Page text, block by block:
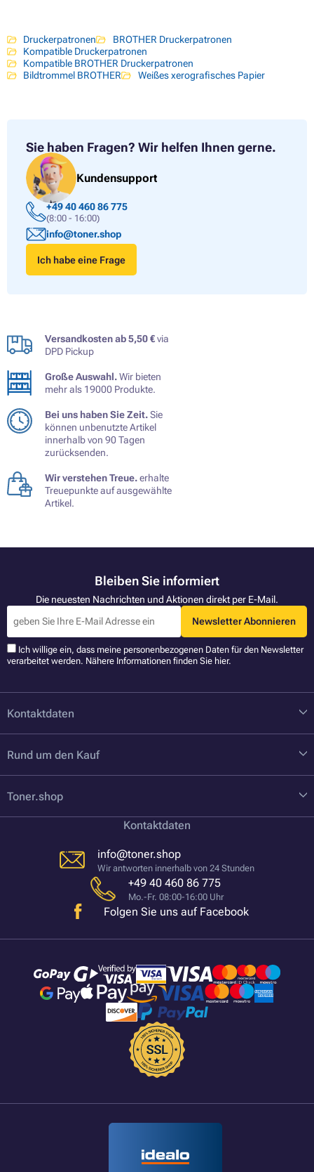
Druckerpatronen
BROTHER Druckerpatronen
Kompatible Druckerpatronen
Kompatible BROTHER Druckerpatronen
Bildtrommel BROTHER
Weißes xerografisches Papier
Sie haben Fragen? Wir helfen Ihnen gerne.
Kundensupport
+49 40 460 86 775
(8:00 - 16:00)
info@toner.shop
Ich habe eine Frage
Versandkosten ab 5,50 €via
DPD Pickup
Große Auswahl.Wir bieten
mehr als 19000 Produkte.
Bei uns haben Sie Zeit.Sie
können unbenutzte Artikel
innerhalb von 90 Tagen
zurücksenden.
Wir verstehen Treue.erhalte
Treuepunkte auf ausgewählte
Artikel.
Bleiben Sie informiert
Die neuesten Nachrichten und Aktionen direkt per E-Mail.
Newsletter Abonnieren
Ich willige ein, dass meine personenbezogenen Daten für den Newsletter
verarbeitet werden. Nähere Informationen finden Sie hier.
Kontaktdaten
Rund um den Kauf
Toner.shop
Kontaktdaten
info@toner.shop
Wir antworten innerhalb von 24 Stunden
+49 40 460 86 775
Mo.-Fr. 08:00-16:00 Uhr
Folgen Sie uns auf Facebook